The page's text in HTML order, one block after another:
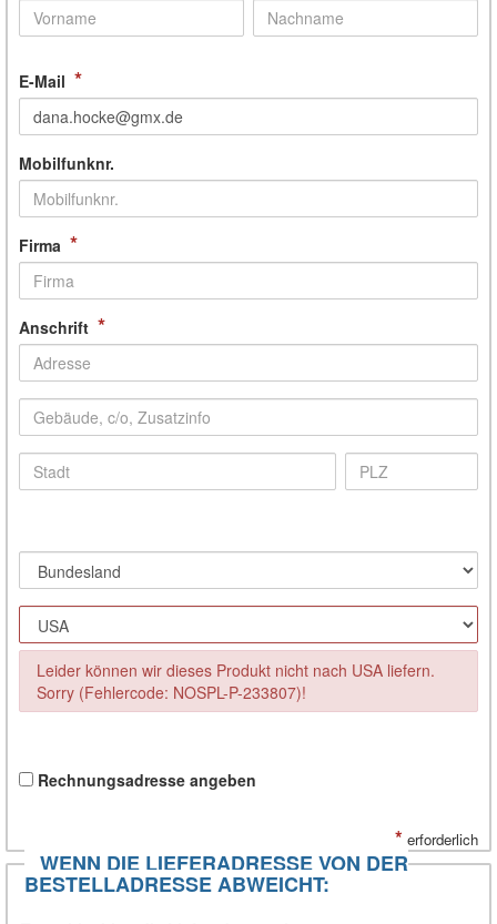
E-Mail *
Mobilfunknr.
Firma *
Anschrift *
Leider können wir dieses Produkt nicht nach USA liefern.
Sorry (Fehlercode: NOSPL-P-233807)!
Rechnungsadresse angeben
* erforderlich
WENN DIE LIEFERADRESSE VON DER
BESTELLADRESSE ABWEICHT: